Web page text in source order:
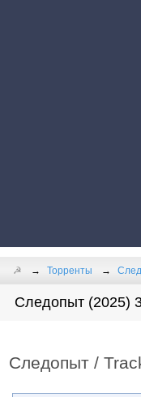
☭ Торренты
Следопыт (2025)
Следопыт /